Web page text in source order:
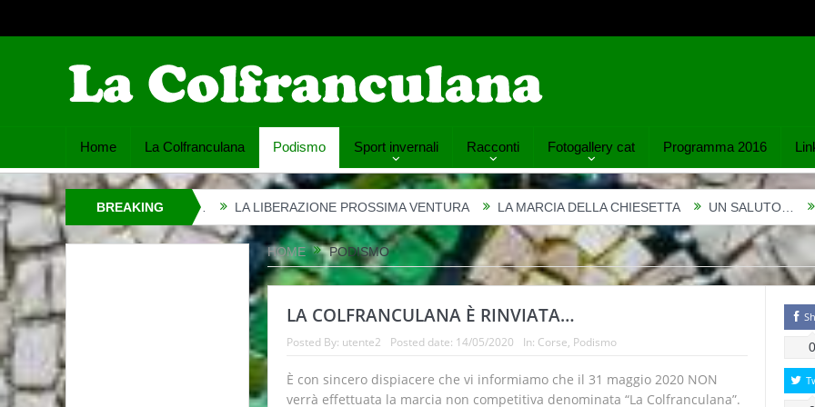
Home La Colfranculana Podismo Sport invernali Racconti Fotogallery cat Programma 2016
BREAKING
NEWS
RINVIATA… LA LIBERAZIONE PROSSIMA VENTURA LA MARCIA DELLA CHIESETTA UN SALUTO… FELICE GIMONDI
HOME PODISMO
LA COLFRANCULANA È RINVIATA…
Posted By: utente2 Posted date: 14/05/2020 In: Corse, Podismo
È con sincero dispiacere che vi informiamo che il 31 maggio 2020 NON
verrà effettuata la marcia non competitiva denominata “La Colfranculana”.
0